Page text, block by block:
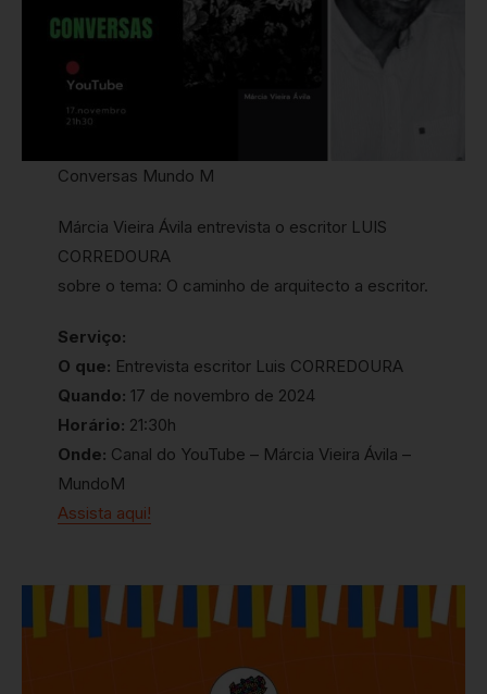
Conversas Mundo M
Márcia Vieira Ávila entrevista o escritor LUIS
CORREDOURA
sobre o tema: O caminho de arquitecto a escritor.
Serviço:
O que: Entrevista escritor Luis CORREDOURA
Quando: 17 de novembro de 2024
Horário: 21:30h
Onde: Canal do YouTube – Márcia Vieira Ávila –
MundoM
Assista aqui!